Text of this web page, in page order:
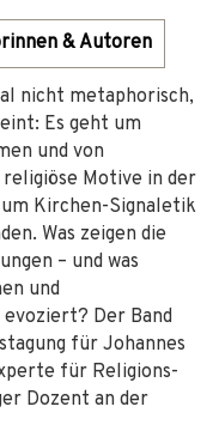
& Autoren
nicht metaphorisch,
Es geht um
und von
religiöse Motive in der
Kirchen-Signaletik
Was zeigen die
– und was
und
Der Band
für Johannes
für Religions-
Dozent an der